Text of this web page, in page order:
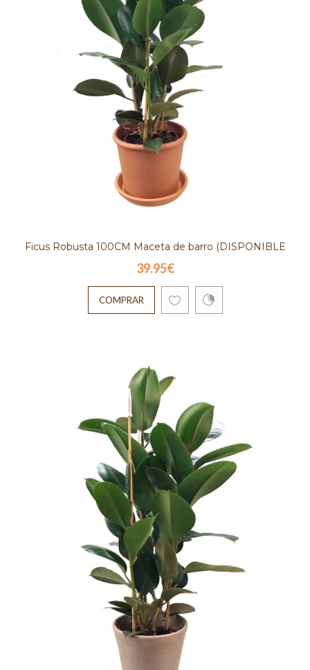
Ficus Robusta 100CM Maceta de barro (DISPONIBLE
SOLO PARA MADRID)
39.95€
COMPRAR